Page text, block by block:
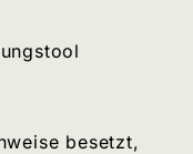
besetzt,